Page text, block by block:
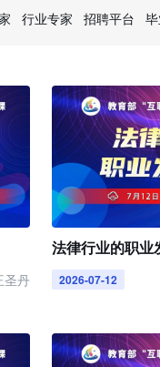
行业专家 招聘平台
圣丹
法律行业的职业
2026-07-12